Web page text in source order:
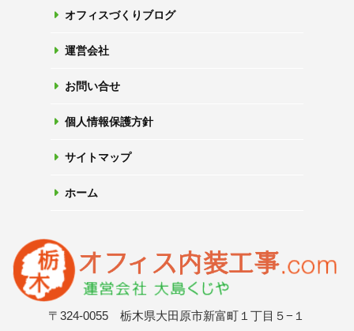
オフィスづくりブログ
運営会社
お問い合せ
個人情報保護方針
サイトマップ
ホーム
〒324-0055 栃木県大田原市新富町１丁目５−１